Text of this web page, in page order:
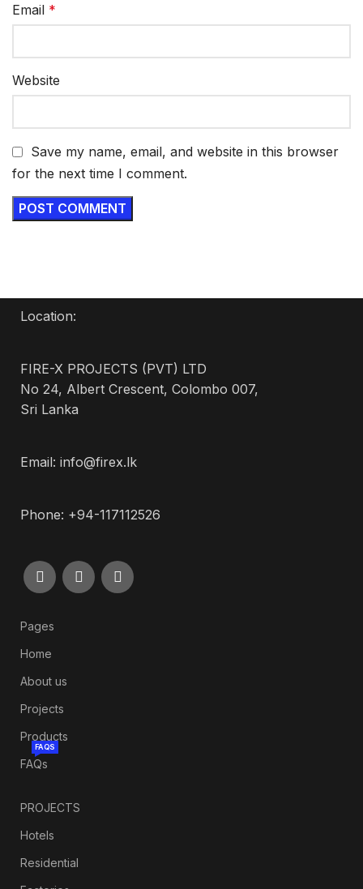
Email *
Website
Save my name, email, and website in this browser
for the next time I comment.
Location:
FIRE-X PROJECTS (PVT) LTD
No 24, Albert Crescent, Colombo 007,
Sri Lanka
Email: info@firex.lk
Phone: +94-117112526
Pages
Home
About us
Projects
Products
FAQs
FAQS
PROJECTS
Hotels
Residential